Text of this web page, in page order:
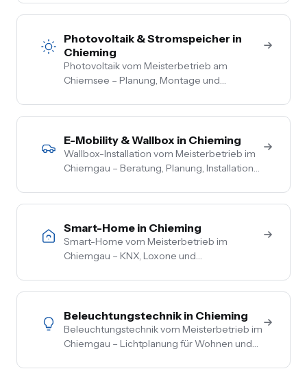
zur Steckdose aus einer Hand. Festpreis
Photovoltaik & Stromspeicher in
Chieming
Photovoltaik vom Meisterbetrieb am
Chiemsee – Planung, Montage und
Vor-Ort-Termin, Nullsteuer auf
E-Mobility & Wallbox in Chieming
Wallbox-Installation vom Meisterbetrieb im
Chiemgau – Beratung, Planung, Installation
Überschussladen, Lastmanagement,
Smart-Home in Chieming
Smart-Home vom Meisterbetrieb im
Chiemgau – KNX, Loxone und
Licht, Heizung, Beschattung und Sicherheit
Beleuchtungstechnik in Chieming
Beleuchtungstechnik vom Meisterbetrieb im
Chiemgau – Lichtplanung für Wohnen und
Akzentbeleuchtung. Auch mit Smart-